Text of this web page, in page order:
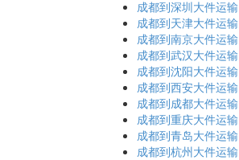
成都到深圳大件运输
成都到天津大件运输
成都到南京大件运输
成都到武汉大件运输
成都到沈阳大件运输
成都到西安大件运输
成都到成都大件运输
成都到重庆大件运输
成都到青岛大件运输
成都到杭州大件运输